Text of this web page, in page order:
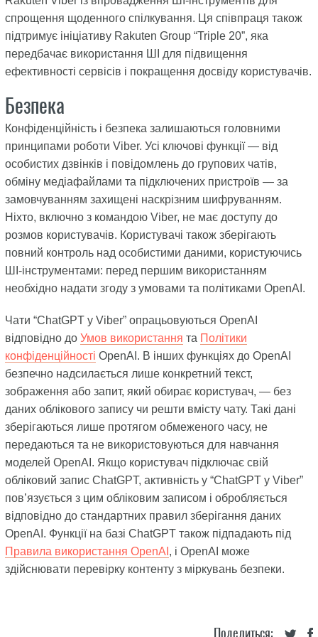
спрощення щоденного спілкування. Ця співпраця також
підтримує ініціативу Rakuten Group “Triple 20”, яка
передбачає використання ШІ для підвищення
ефективності сервісів і покращення досвіду користувачів.
Безпека
Конфіденційність і безпека залишаються головними
принципами роботи Viber. Усі ключові функції — від
особистих дзвінків і повідомлень до групових чатів,
обміну медіафайлами та підключених пристроїв — за
замовчуванням захищені наскрізним шифруванням.
Ніхто, включно з командою Viber, не має доступу до
розмов користувачів. Користувачі також зберігають
повний контроль над особистими даними, користуючись
ШІ-інструментами: перед першим використанням
необхідно надати згоду з умовами та політиками OpenAI.
Чати “ChatGPT у Viber” опрацьовуються OpenAI
відповідно до Умов використання та Політики
конфіденційності OpenAI. В інших функціях до OpenAI
безпечно надсилається лише конкретний текст,
зображення або запит, який обирає користувач, — без
даних облікового запису чи решти вмісту чату. Такі дані
зберігаються лише протягом обмеженого часу, не
передаються та не використовуються для навчання
моделей OpenAI. Якщо користувач підключає свій
обліковий запис ChatGPT, активність у “ChatGPT у Viber”
пов’язується з цим обліковим записом і обробляється
відповідно до стандартних правил зберігання даних
OpenAI. Функції на базі ChatGPT також підпадають під
Правила використання OpenAI , і OpenAI може
здійснювати перевірку контенту з міркувань безпеки.
Поделиться: